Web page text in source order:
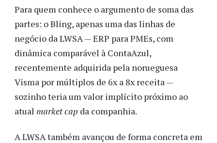
Para quem conhece o argumento de soma das
partes: o Bling, apenas uma das linhas de
negócio da LWSA — ERP para PMEs, com
dinâmica comparável à ContaAzul,
recentemente adquirida pela norueguesa
Visma por múltiplos de 6x a 8x receita —
sozinho teria um valor implícito próximo ao
atual market cap da companhia.
A LWSA também avançou de forma concreta em